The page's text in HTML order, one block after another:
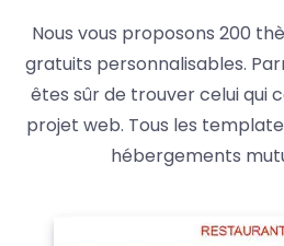
Nous vous proposons 200
gratuits personnalisables.
êtes sûr de trouver celui qui
projet web. Tous les
hébergements